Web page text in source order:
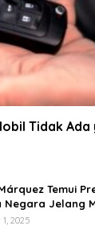
Tidak Ada
Temui
Negara Jelang
2025